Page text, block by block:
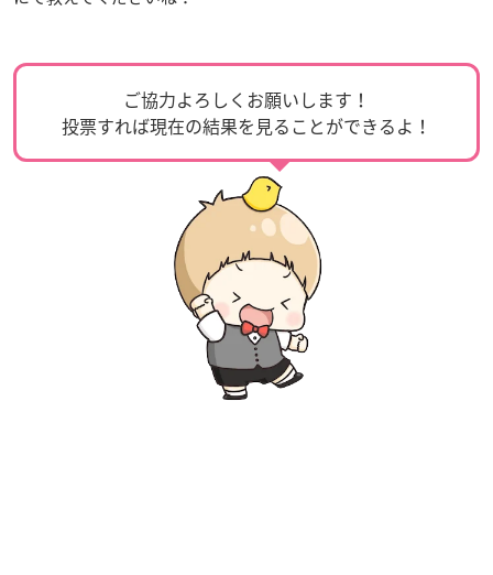
ご協力よろしくお願いします！
投票すれば現在の結果を見ることができるよ！